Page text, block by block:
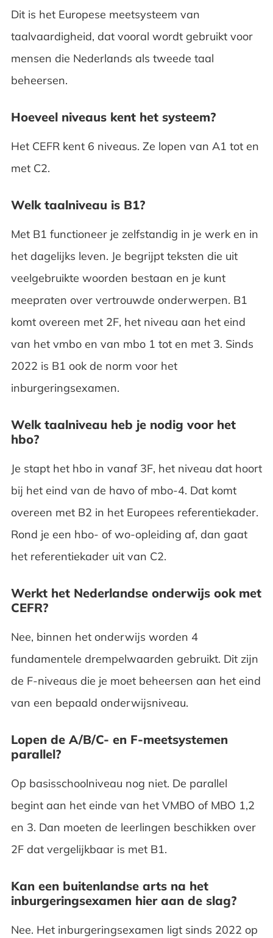
Dit is het Europese meetsysteem van
taalvaardigheid, dat vooral wordt gebruikt voor
mensen die Nederlands als tweede taal
beheersen.
Hoeveel niveaus kent het systeem?
Het CEFR kent 6 niveaus. Ze lopen van A1 tot en
met C2.
Welk taalniveau is B1?
Met B1 functioneer je zelfstandig in je werk en in
het dagelijks leven. Je begrijpt teksten die uit
veelgebruikte woorden bestaan en je kunt
meepraten over vertrouwde onderwerpen. B1
komt overeen met 2F, het niveau aan het eind
van het vmbo en van mbo 1 tot en met 3. Sinds
2022 is B1 ook de norm voor het
inburgeringsexamen.
Welk taalniveau heb je nodig voor het
hbo?
Je stapt het hbo in vanaf 3F, het niveau dat hoort
bij het eind van de havo of mbo-4. Dat komt
overeen met B2 in het Europees referentiekader.
Rond je een hbo- of wo-opleiding af, dan gaat
het referentiekader uit van C2.
Werkt het Nederlandse onderwijs ook met
CEFR?
Nee, binnen het onderwijs worden 4
fundamentele drempelwaarden gebruikt. Dit zijn
de F-niveaus die je moet beheersen aan het eind
van een bepaald onderwijsniveau.
Lopen de A/B/C- en F-meetsystemen
parallel?
Op basisschoolniveau nog niet. De parallel
begint aan het einde van het VMBO of MBO 1,2
en 3. Dan moeten de leerlingen beschikken over
2F dat vergelijkbaar is met B1.
Kan een buitenlandse arts na het
inburgeringsexamen hier aan de slag?
Nee. Het inburgeringsexamen ligt sinds 2022 op